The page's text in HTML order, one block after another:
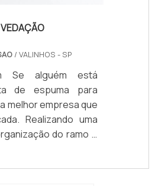
/ VALINHOS - SP
Se alguém está
de espuma para
melhor empresa que
Realizando uma
do ramo e
referência de
SOBRE